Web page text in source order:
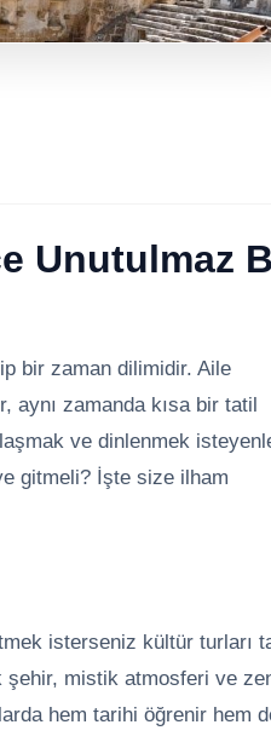
Unutulmaz
bir zaman dilimidir. Aile
aynı zamanda kısa bir tatil
ve dinlenmek
gitmeli? İşte size ilham
isterseniz kültür turları
şehir, mistik atmosferi ve
hem tarihi öğrenir hem